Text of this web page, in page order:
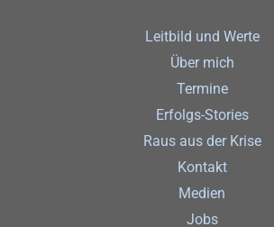
Leitbild und Werte
Über mich
Termine
Erfolgs-Stories
Raus aus der Krise
Kontakt
Medien
Jobs